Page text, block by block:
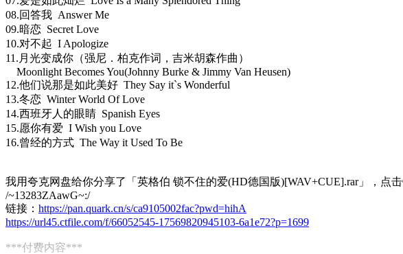
08.回答我 Answer Me
09.暗恋 Secret Love
10.对不起 I Apologize
11.月光变成你（强尼．柏克作词，吉米胡森作曲）
Moonlight Becomes You(Johnny Burke & Jimmy Van Heusen)
12.他们说那是如此美好 They Say it`s Wonderful
13.冬恋 Winter World Of Love
14.西班牙人的眼睛 Spanish Eyes
15.愿你有爱 I Wish you Love
16.曾经的方式 The Way it Used To Be
我用夸克网盘给你分享了「英格伯 锁不住的爱(HD德国版)[WAV+CUE].rar」，点
/~13283ZAawG~:/
链接： https://pan.quark.cn/s/ca9105002fac?pwd=hihA
https://url45.ctfile.com/f/66052545-17569820945103-6a1e72?p=1699
***付费内容***